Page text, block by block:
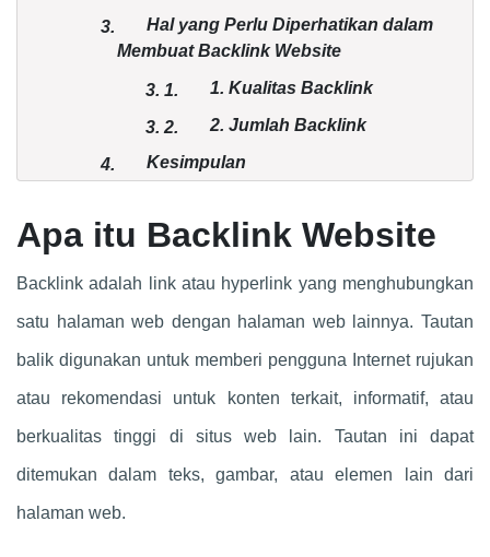
3.
Hal yang Perlu Diperhatikan dalam
Membuat Backlink Website
3. 1. 1. Kualitas Backlink
3. 2. 2. Jumlah Backlink
4. Kesimpulan
Apa itu Backlink Website
Backlink adalah link atau hyperlink yang menghubungkan
satu halaman web dengan halaman web lainnya. Tautan
balik digunakan untuk memberi pengguna Internet rujukan
atau rekomendasi untuk konten terkait, informatif, atau
berkualitas tinggi di situs web lain. Tautan ini dapat
ditemukan dalam teks, gambar, atau elemen lain dari
halaman web.